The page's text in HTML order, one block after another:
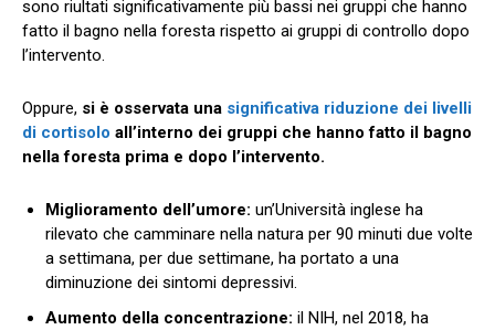
sono riultati significativamente più bassi nei gruppi che hanno
fatto il bagno nella foresta rispetto ai gruppi di controllo dopo
l’intervento.
Oppure, si è osservata una significativa riduzione dei livelli
di cortisolo all’interno dei gruppi che hanno fatto il bagno
nella foresta prima e dopo l’intervento.
Miglioramento dell’umore: un’Università inglese ha
rilevato che camminare nella natura per 90 minuti due volte
a settimana, per due settimane, ha portato a una
diminuzione dei sintomi depressivi.
Aumento della concentrazione: il NIH, nel 2018, ha